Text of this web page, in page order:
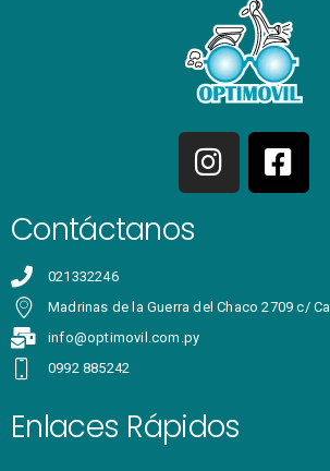
Contáctanos
021332246
Madrinas de la Guerra del Chaco 2709 c/
info@optimovil.com.py
0992 885242
Enlaces Rápidos